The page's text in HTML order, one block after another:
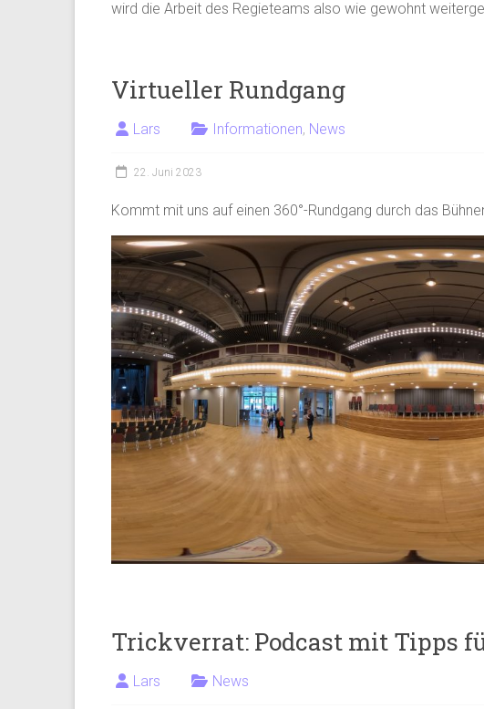
wird die Arbeit des Regieteams also wie gewohnt
Virtueller Rundgang
Lars Informationen, News
22. Juni 2023
Kommt mit uns auf einen 360°-Rundgang durch das
Trickverrat: Podcast mit Tipps
Lars News